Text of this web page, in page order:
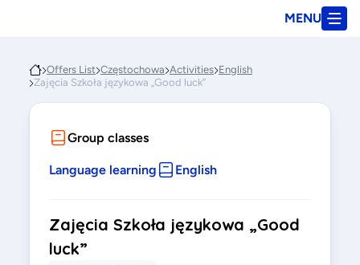
MENU
Offers List Częstochowa Activities English
Zajęcia Szkoła językowa „Good luck”
Group classes
Language learning English
Zajęcia Szkoła językowa „Good
luck”